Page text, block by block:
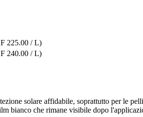
225.00 / L)
240.00 / L)
solare affidabile, soprattutto per le
bianco che rimane visibile dopo